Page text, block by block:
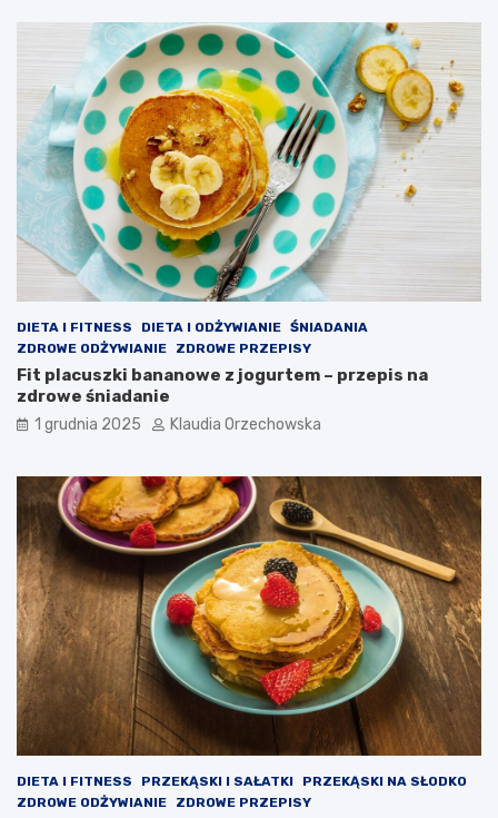
DIETA I FITNESS DIETA I ODŻYWIANIE ŚNIADANIA
ZDROWE ODŻYWIANIE
ZDROWE PRZEPISY
Fit placuszki bananowe z jogurtem – przepis na
zdrowe śniadanie
1 grudnia 2025 Klaudia Orzechowska
DIETA I FITNESS PRZEKĄSKI I SAŁATKI
PRZEKĄSKI NA SŁODKO
ZDROWE ODŻYWIANIE
ZDROWE PRZEPISY